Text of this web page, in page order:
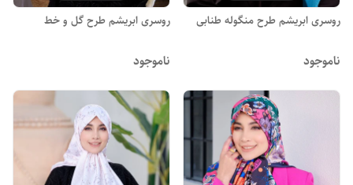
روسری ابریشم طرح منگوله طنابی
ناموجود
روسری ابریشم طرح گل و خط
ناموجود